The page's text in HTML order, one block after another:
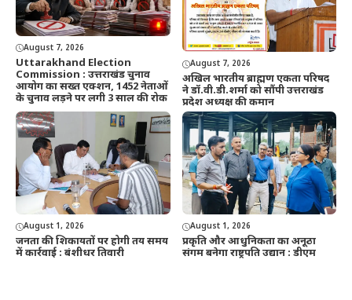
August 7, 2026
Uttarakhand Election
Commission : उत्तराखंड चुनाव
आयोग का सख्त एक्शन, 1452 नेताओं
के चुनाव लड़ने पर लगी 3 साल की रोक
August 7, 2026
अखिल भारतीय ब्राह्मण एकता परिषद
ने डॉ.वी.डी.शर्मा को सौंपी उत्तराखंड
प्रदेश अध्यक्ष की कमान
August 1, 2026
जनता की शिकायतों पर होगी तय समय
में कार्रवाई : बंशीधर तिवारी
August 1, 2026
प्रकृति और आधुनिकता का अनूठा
संगम बनेगा राष्ट्रपति उद्यान : डीएम